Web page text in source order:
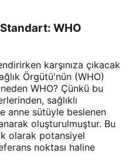
WHO
karşınıza çıkacak
Örgütü'nün (WHO)
WHO? Çünkü bu
sağlıklı
anne sütüyle beslenen
oluşturulmuştur. Bu
olarak potansiyel
noktası haline